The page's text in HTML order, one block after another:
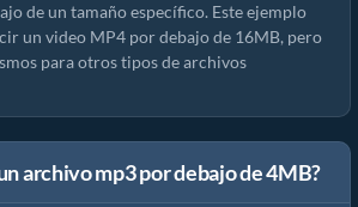
de un tamaño específico. Este ejemplo
un video MP4 por debajo de 16MB, pero
para otros tipos de archivos
archivo mp3 por debajo de 4MB?